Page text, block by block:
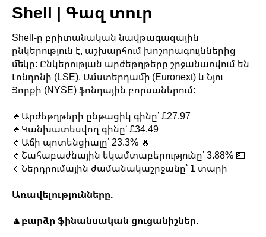
Shell | Գազ տուր
Shell-ը բրիտանական նավթագազային
ընկերություն է, աշխարհում խոշորագույններից
մեկը: Ընկերության արժեթղթերը շրջանառվում են
Լոնդոնի (LSE), Ամստերդամի (Euronext) և Նյու
Յորքի (NYSE) ֆոնդային բորսաներում:
🔹Արժեթղթերի ընթացիկ գինը՝ £27.97
🔹Կանխատեսվող գինը՝ £34.49
🔹Աճի պոտենցիալը՝ 23.3% 🔥
🔹Շահաբաժնային եկամտաբերությունը՝ 3.88% 💵
🔹Ներդրումային ժամանակաշրջանը՝ 1 տարի
Առավելությունները.
🔼բարձր ֆինանսական ցուցանիշներ.